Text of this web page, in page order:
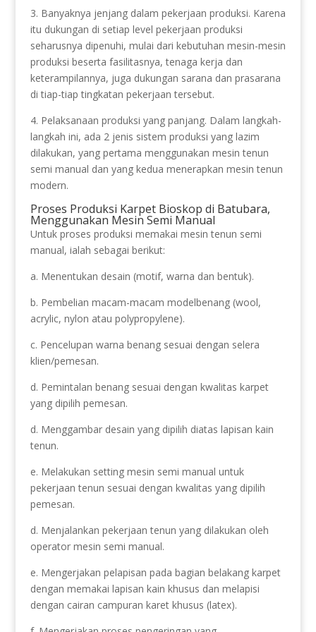
3. Banyaknya jenjang dalam pekerjaan produksi. Karena
itu dukungan di setiap level pekerjaan produksi
seharusnya dipenuhi, mulai dari kebutuhan mesin-mesin
produksi beserta fasilitasnya, tenaga kerja dan
keterampilannya, juga dukungan sarana dan prasarana
di tiap-tiap tingkatan pekerjaan tersebut.
4. Pelaksanaan produksi yang panjang. Dalam langkah-
langkah ini, ada 2 jenis sistem produksi yang lazim
dilakukan, yang pertama menggunakan mesin tenun
semi manual dan yang kedua menerapkan mesin tenun
modern.
Proses Produksi Karpet Bioskop di Batubara,
Menggunakan Mesin Semi Manual
Untuk proses produksi memakai mesin tenun semi
manual, ialah sebagai berikut:
a. Menentukan desain (motif, warna dan bentuk).
b. Pembelian macam-macam modelbenang (wool,
acrylic, nylon atau polypropylene).
c. Pencelupan warna benang sesuai dengan selera
klien/pemesan.
d. Pemintalan benang sesuai dengan kwalitas karpet
yang dipilih pemesan.
d. Menggambar desain yang dipilih diatas lapisan kain
tenun.
e. Melakukan setting mesin semi manual untuk
pekerjaan tenun sesuai dengan kwalitas yang dipilih
pemesan.
d. Menjalankan pekerjaan tenun yang dilakukan oleh
operator mesin semi manual.
e. Mengerjakan pelapisan pada bagian belakang karpet
dengan memakai lapisan kain khusus dan melapisi
dengan cairan campuran karet khusus (latex).